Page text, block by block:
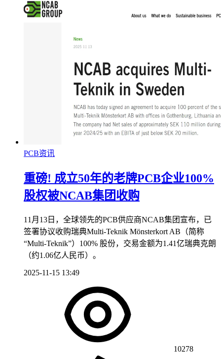
PCB资讯
重磅! 成立50年的老牌PCB企业100%
股权被NCAB集团收购
11月13日，全球领先的PCB供应商NCAB集团宣布，已
签署协议收购瑞典Multi-Teknik Mönsterkort AB（简称
“Multi-Teknik”）100% 股份，交易金额为1.41亿瑞典克朗
（约1.06亿人民币）。
2025-11-15 13:49
10278